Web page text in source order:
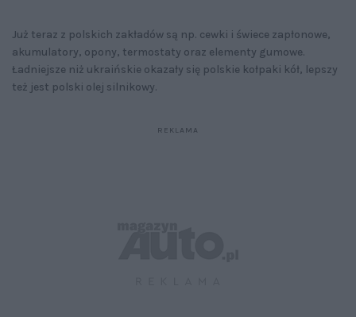
Już teraz z polskich zakładów są np. cewki i świece zapłonowe,
akumulatory, opony, termostaty oraz elementy gumowe.
Ładniejsze niż ukraińskie okazały się polskie kołpaki kół, lepszy
też jest polski olej silnikowy.